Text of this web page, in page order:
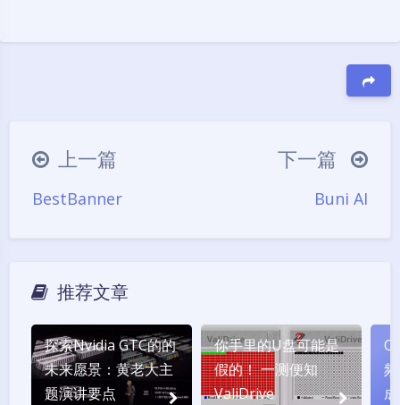
上一篇
BestBanner
下一篇
Buni AI
推荐文章
探索Nvidia GTC的的
未来愿景：黄老大主
题演讲要点
你手里的U盘可能是
假的！ 一测便知
ValiDrive